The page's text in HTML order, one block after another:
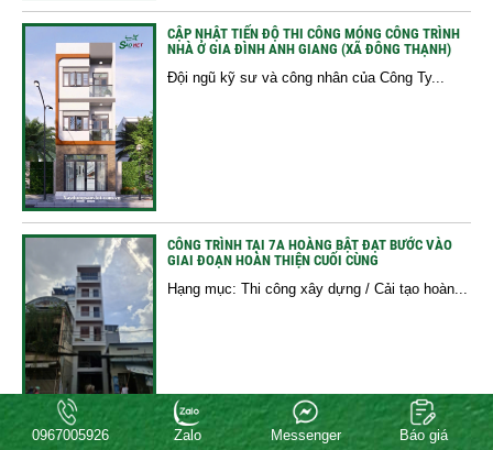
CẬP NHẬT TIẾN ĐỘ THI CÔNG MÓNG CÔNG TRÌNH
NHÀ Ở GIA ĐÌNH ANH GIANG (XÃ ĐÔNG THẠNH)
Đội ngũ kỹ sư và công nhân của Công Ty...
CÔNG TRÌNH TẠI 7A HOÀNG BẬT ĐẠT BƯỚC VÀO
GIAI ĐOẠN HOÀN THIỆN CUỐI CÙNG
Hạng mục: Thi công xây dựng / Cải tạo hoàn...
HOÀN THÀNH ĐỔ BÊ TÔNG SÀN TẦNG 2 – CÔNG
0967005926 Zalo Messenger Báo giá